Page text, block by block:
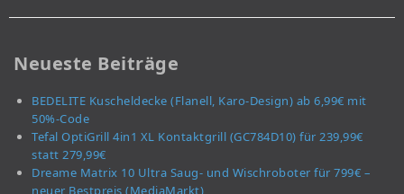
Neueste Beiträge
BEDELITE Kuscheldecke (Flanell, Karo-Design) ab 6,99€ mit
50%-Code
Tefal OptiGrill 4in1 XL Kontaktgrill (GC784D10) für 239,99€
statt 279,99€
Dreame Matrix 10 Ultra Saug- und Wischroboter für 799€ –
neuer Bestpreis (MediaMarkt)